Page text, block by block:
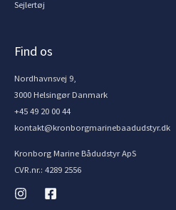
Sejlertøj
Find os
Nordhavnsvej 9,
3000 Helsingør Danmark
+45 49 20 00 44
kontakt@kronborgmarinebaadudstyr.dk
Kronborg Marine Bådudstyr ApS
CVR.nr.: 4289 2556